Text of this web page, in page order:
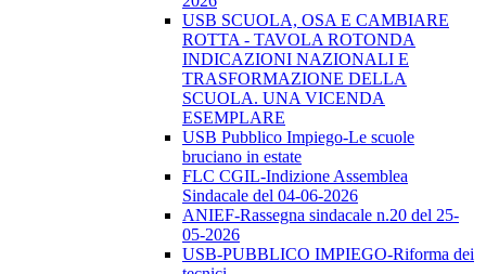
USB SCUOLA, OSA E CAMBIARE
ROTTA - TAVOLA ROTONDA
INDICAZIONI NAZIONALI E
TRASFORMAZIONE DELLA
SCUOLA. UNA VICENDA
ESEMPLARE
USB Pubblico Impiego-Le scuole
bruciano in estate
FLC CGIL-Indizione Assemblea
Sindacale del 04-06-2026
ANIEF-Rassegna sindacale n.20 del 25-
05-2026
USB-PUBBLICO IMPIEGO-Riforma dei